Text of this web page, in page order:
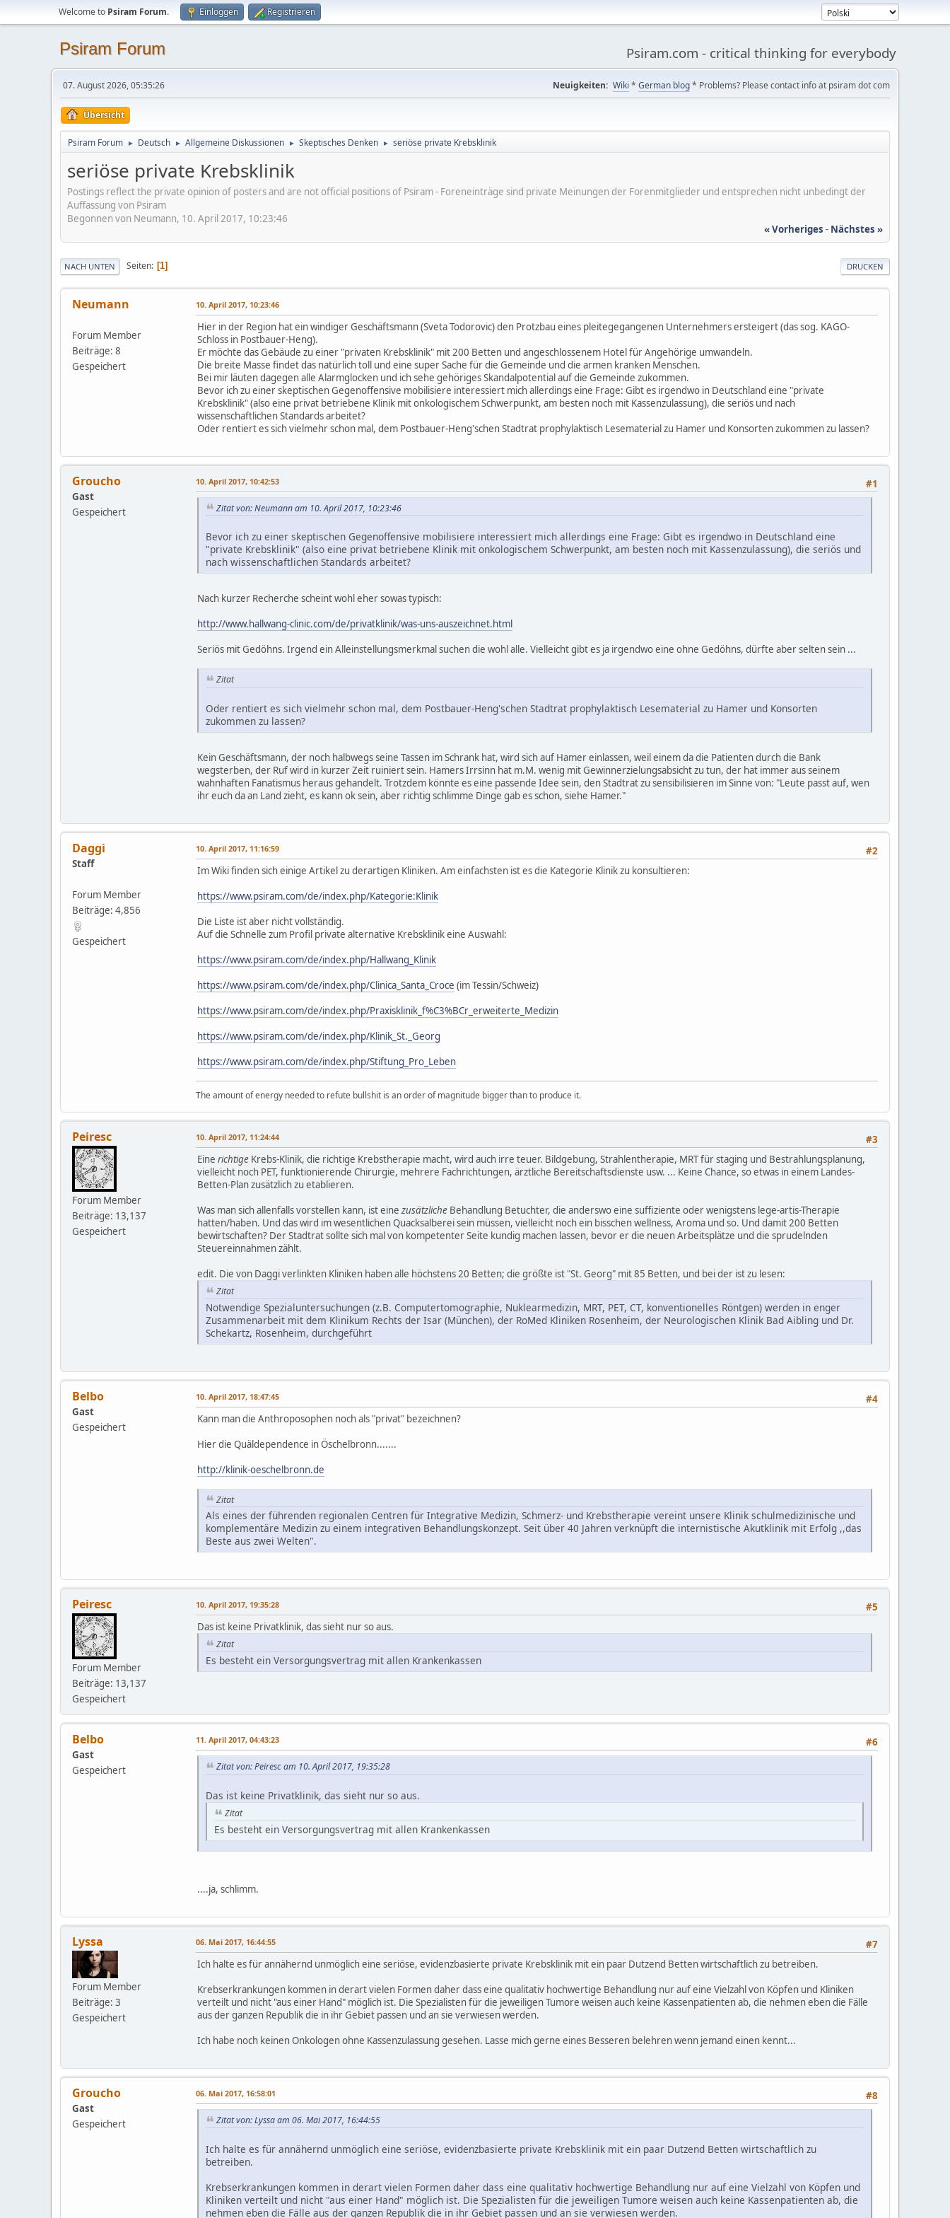
Welcome to Psiram Forum. Einloggen Registrieren
Psiram Forum Psiram.com - critical thinking for everybody
07. August 2026, 05:35:26 Neuigkeiten: Wiki * German blog* Problems? Please contact info at psiram dot com
Übersicht
Psiram Forum ► Deutsch ► Allgemeine Diskussionen ► Skeptisches Denken ► seriöse private Krebsklinik
seriöse private Krebsklinik
Postings reflect the private opinion of posters and are not official positions of Psiram - Foreneinträge sind private Meinungen der Forenmitglieder und entsprechen nicht unbedingt der
Auffassung von Psiram
Begonnen von Neumann, 10. April 2017, 10:23:46
« Vorheriges - Nächstes »
DRUCKEN
NACH UNTEN Seiten 1
Neumann
Forum Member
Beiträge: 8
Gespeichert
10. April 2017, 10:23:46
Hier in der Region hat ein windiger Geschäftsmann (Sveta Todorovic) den Protzbau eines pleitegegangenen Unternehmers ersteigert (das sog. KAGO-
Schloss in Postbauer-Heng).
Er möchte das Gebäude zu einer "privaten Krebsklinik" mit 200 Betten und angeschlossenem Hotel für Angehörige umwandeln.
Die breite Masse findet das natürlich toll und eine super Sache für die Gemeinde und die armen kranken Menschen.
Bei mir läuten dagegen alle Alarmglocken und ich sehe gehöriges Skandalpotential auf die Gemeinde zukommen.
Bevor ich zu einer skeptischen Gegenoffensive mobilisiere interessiert mich allerdings eine Frage: Gibt es irgendwo in Deutschland eine "private
Krebsklinik" (also eine privat betriebene Klinik mit onkologischem Schwerpunkt, am besten noch mit Kassenzulassung), die seriös und nach
wissenschaftlichen Standards arbeitet?
Oder rentiert es sich vielmehr schon mal, dem Postbauer-Heng'schen Stadtrat prophylaktisch Lesematerial zu Hamer und Konsorten zukommen zu lassen?
Groucho
Gast
Gespeichert
#1
10. April 2017, 10:42:53
Zitat von: Neumann am 10. April 2017, 10:23:46
Bevor ich zu einer skeptischen Gegenoffensive mobilisiere interessiert mich allerdings eine Frage: Gibt es irgendwo in Deutschland eine
"private Krebsklinik" (also eine privat betriebene Klinik mit onkologischem Schwerpunkt, am besten noch mit Kassenzulassung), die seriös und
nach wissenschaftlichen Standards arbeitet?
Nach kurzer Recherche scheint wohl eher sowas typisch:
http://www.hallwang-clinic.com/de/privatklinik/was-uns-auszeichnet.html
Seriös mit Gedöhns. Irgend ein Alleinstellungsmerkmal suchen die wohl alle. Vielleicht gibt es ja irgendwo eine ohne Gedöhns, dürfte aber selten sein ...
Zitat
Oder rentiert es sich vielmehr schon mal, dem Postbauer-Heng'schen Stadtrat prophylaktisch Lesematerial zu Hamer und Konsorten
zukommen zu lassen?
Kein Geschäftsmann, der noch halbwegs seine Tassen im Schrank hat, wird sich auf Hamer einlassen, weil einem da die Patienten durch die Bank
wegsterben, der Ruf wird in kurzer Zeit ruiniert sein. Hamers Irrsinn hat m.M. wenig mit Gewinnerzielungsabsicht zu tun, der hat immer aus seinem
wahnhaften Fanatismus heraus gehandelt. Trotzdem könnte es eine passende Idee sein, den Stadtrat zu sensibilisieren im Sinne von: "Leute passt auf, wen
ihr euch da an Land zieht, es kann ok sein, aber richtig schlimme Dinge gab es schon, siehe Hamer."
Daggi
Staff
Forum Member
Beiträge: 4,856
Gespeichert
#2
10. April 2017, 11:16:59
Im Wiki finden sich einige Artikel zu derartigen Kliniken. Am einfachsten ist es die Kategorie Klinik zu konsultieren:
https://www.psiram.com/de/index.php/Kategorie:Klinik
Die Liste ist aber nicht vollständig.
Auf die Schnelle zum Profil private alternative Krebsklinik eine Auswahl:
https://www.psiram.com/de/index.php/Hallwang_Klinik
https://www.psiram.com/de/index.php/Clinica_Santa_Croce (im Tessin/Schweiz)
https://www.psiram.com/de/index.php/Praxisklinik_f%C3%BCr_erweiterte_Medizin
https://www.psiram.com/de/index.php/Klinik_St._Georg
https://www.psiram.com/de/index.php/Stiftung_Pro_Leben
The amount of energy needed to refute bullshit is an order of magnitude bigger than to produce it.
Peiresc
Forum Member
Beiträge: 13,137
Gespeichert
#3
10. April 2017, 11:24:44
Eine richtige Krebs-Klinik, die richtige Krebstherapie macht, wird auch irre teuer. Bildgebung, Strahlentherapie, MRT für staging und Bestrahlungsplanung,
vielleicht noch PET, funktionierende Chirurgie, mehrere Fachrichtungen, ärztliche Bereitschaftsdienste usw. ... Keine Chance, so etwas in einem Landes-
Betten-Plan zusätzlich zu etablieren.
Was man sich allenfalls vorstellen kann, ist eine zusätzliche Behandlung Betuchter, die anderswo eine suffiziente oder wenigstens lege-artis-Therapie
hatten/haben. Und das wird im wesentlichen Quacksalberei sein müssen, vielleicht noch ein bisschen wellness, Aroma und so. Und damit 200 Betten
bewirtschaften? Der Stadtrat sollte sich mal von kompetenter Seite kundig machen lassen, bevor er die neuen Arbeitsplätze und die sprudelnden
Steuereinnahmen zählt.
edit. Die von Daggi verlinkten Kliniken haben alle höchstens 20 Betten; die größte ist "St. Georg" mit 85 Betten, und bei der ist zu lesen:
Zitat
Notwendige Spezialuntersuchungen (z.B. Computertomographie, Nuklearmedizin, MRT, PET, CT, konventionelles Röntgen) werden in enger
Zusammenarbeit mit dem Klinikum Rechts der Isar (München), der RoMed Kliniken Rosenheim, der Neurologischen Klinik Bad Aibling und Dr.
Schekartz, Rosenheim, durchgeführt
Belbo
Gast
Gespeichert
#4
10. April 2017, 18:47:45
Kann man die Anthroposophen noch als "privat" bezeichnen?
Hier die Quäldependence in Öschelbronn.......
http://klinik-oeschelbronn.de
Zitat
Als eines der führenden regionalen Centren für Integrative Medizin, Schmerz- und Krebstherapie vereint unsere Klinik schulmedizinische und
komplementäre Medizin zu einem integrativen Behandlungskonzept. Seit über 40 Jahren verknüpft die internistische Akutklinik mit Erfolg ,,das
Beste aus zwei Welten".
Peiresc
Forum Member
Beiträge: 13,137
Gespeichert
#5
10. April 2017, 19:35:28
Das ist keine Privatklinik, das sieht nur so aus.
Zitat
Es besteht ein Versorgungsvertrag mit allen Krankenkassen
Belbo
Gast
Gespeichert
#6
11. April 2017, 04:43:23
Zitat von: Peiresc am 10. April 2017, 19:35:28
Das ist keine Privatklinik, das sieht nur so aus.
Zitat
Es besteht ein Versorgungsvertrag mit allen Krankenkassen
....ja, schlimm.
Lyssa
Forum Member
Beiträge: 3
Gespeichert
#7
06. Mai 2017, 16:44:55
Ich halte es für annähernd unmöglich eine seriöse, evidenzbasierte private Krebsklinik mit ein paar Dutzend Betten wirtschaftlich zu betreiben.
Krebserkrankungen kommen in derart vielen Formen daher dass eine qualitativ hochwertige Behandlung nur auf eine Vielzahl von Köpfen und Kliniken
verteilt und nicht "aus einer Hand" möglich ist. Die Spezialisten für die jeweiligen Tumore weisen auch keine Kassenpatienten ab, die nehmen eben die Fälle
aus der ganzen Republik die in ihr Gebiet passen und an sie verwiesen werden.
Ich habe noch keinen Onkologen ohne Kassenzulassung gesehen. Lasse mich gerne eines Besseren belehren wenn jemand einen kennt...
Groucho
Gast
Gespeichert
#8
06. Mai 2017, 16:58:01
Zitat von: Lyssa am 06. Mai 2017, 16:44:55
Ich halte es für annähernd unmöglich eine seriöse, evidenzbasierte private Krebsklinik mit ein paar Dutzend Betten wirtschaftlich zu
betreiben.
Krebserkrankungen kommen in derart vielen Formen daher dass eine qualitativ hochwertige Behandlung nur auf eine Vielzahl von Köpfen und
Kliniken verteilt und nicht "aus einer Hand" möglich ist. Die Spezialisten für die jeweiligen Tumore weisen auch keine Kassenpatienten ab, die
nehmen eben die Fälle aus der ganzen Republik die in ihr Gebiet passen und an sie verwiesen werden.